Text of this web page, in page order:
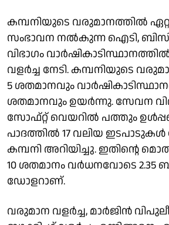
കമ്പനിയുടെ വരുമാനത്തില്‍
സംഭാവന നല്‍കുന്ന ഐടി,
വിഭാഗം
വളര്‍ച്ച നേടി. കമ്പനിയുടെ
5 ശതമാനവും
ശതമാനവും ഉയര്‍ന്നു. സേവന
സോഫ്റ്റ് വെയറില്‍ പത്തും
പാദത്തില്‍ 17 വലിയ ഇടപാടുകള്‍
കമ്പനി അറിയിച്ചു. ഇതിന്റെ
10 ശതമാനം വര്‍ധനവോടെ 2.35
ഡോളറാണ്.
വരുമാന വളര്‍ച്ച, മാര്‍ജിന്‍